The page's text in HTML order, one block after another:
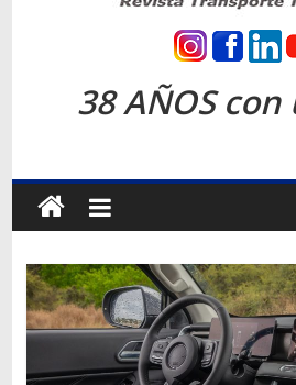
Revista
Transporte
Terrestre
Autos,
camiones,
motos,
información
del
38 AÑOS